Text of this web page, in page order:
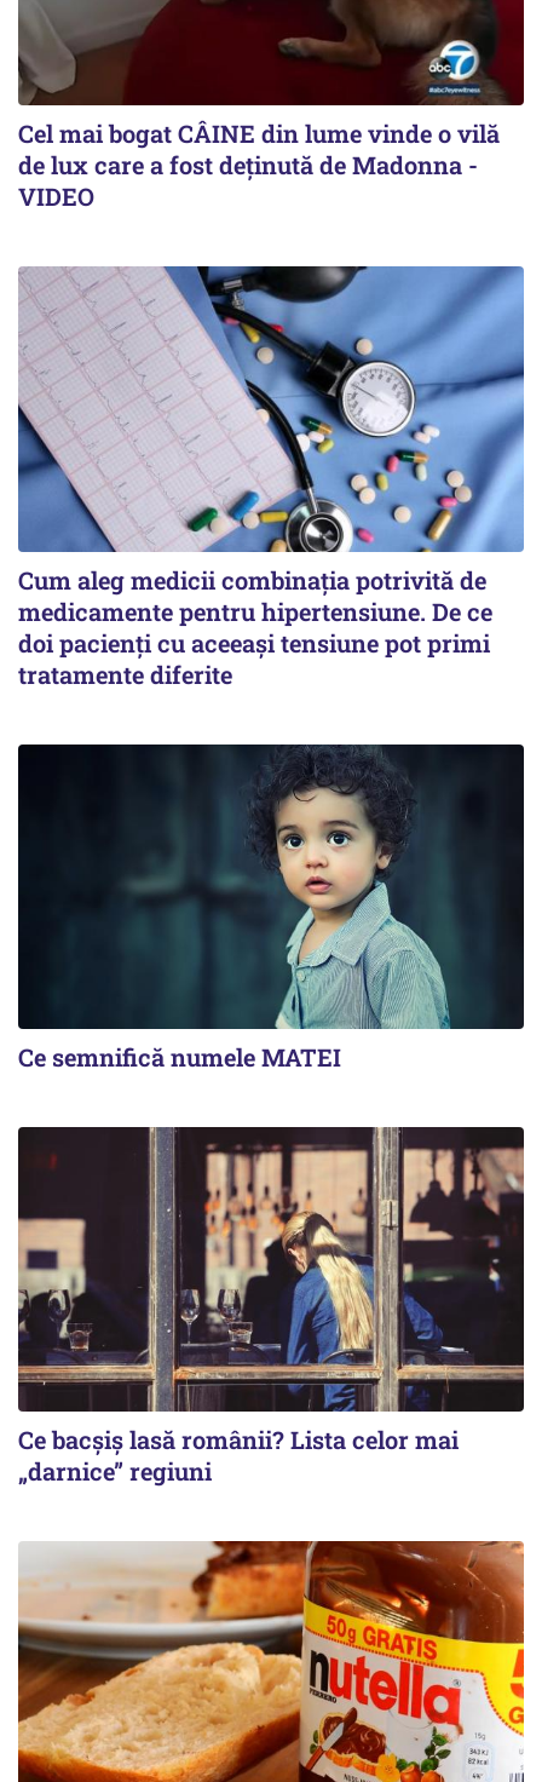
Cel mai bogat CÂINE din lume vinde o vilă
de lux care a fost deținută de Madonna -
VIDEO
Cum aleg medicii combinația potrivită de
medicamente pentru hipertensiune. De ce
doi pacienți cu aceeași tensiune pot primi
tratamente diferite
Ce semnifică numele MATEI
Ce bacșiș lasă românii? Lista celor mai
„darnice” regiuni